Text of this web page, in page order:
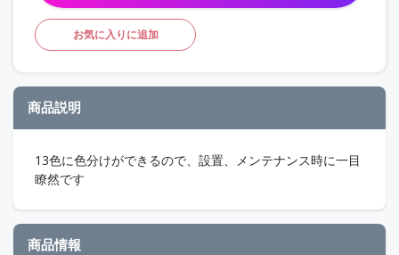
お気に入りに追加
商品説明
13色に色分けができるので、設置、メンテナンス時に一目
瞭然です
商品情報